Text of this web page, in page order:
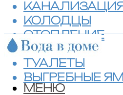
КОЛОДЦЫ
ОТОПЛЕНИЕ
СЕПТИКИ
ТУАЛЕТЫ
ВЫГРЕБНЫЕ
МЕНЮ